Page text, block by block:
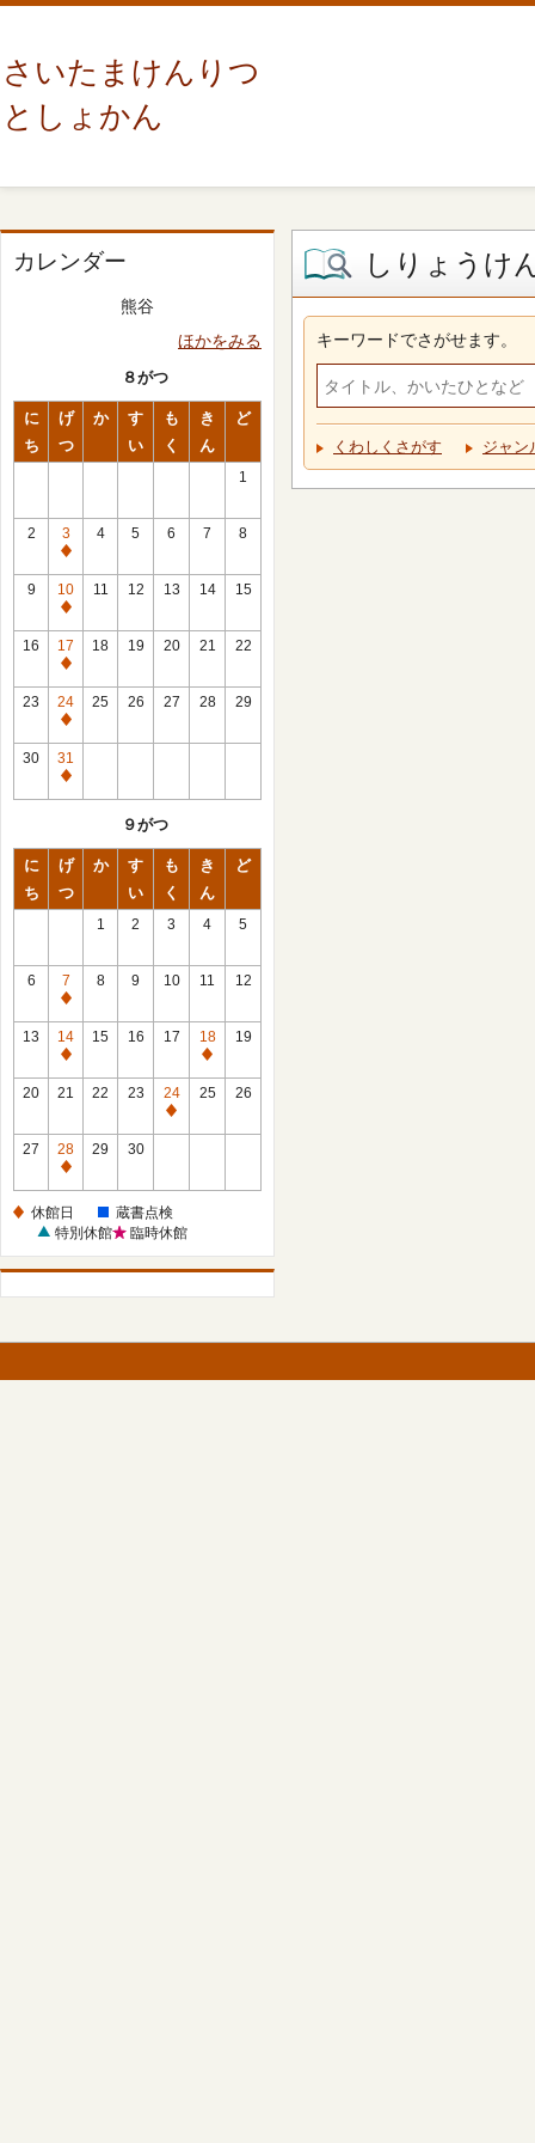
さいたまけんりつ
としょかん
カレンダー
熊谷
ほかをみる
８がつ
に
ち
げ
つ
か
す
い
も
く
き
ん
ど
1
2
3
休
館
日
4 5 6 7 8
9
10
休
館
日
11 12 13 14 15
16
17
休
館
日
18 19 20 21 22
23
24
休
館
日
25 26 27 28 29
30
31
休
９がつ
に
ち
げ
つ
か
す
い
も
く
き
ん
ど
1 2 3 4 5
6
7
休
館
日
8 9 10 11 12
13
14
休
館
15 16 17
18
休
館
19
20 21 22 23
24
休
25 26
27
28
休
日
29 30
休館日
蔵書点検
特別休館
臨時休館
しりょうけ
キーワードでさがせます。
くわしくさがす ジャン